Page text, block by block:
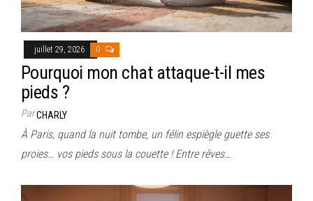
juillet 29, 2026 0
Pourquoi mon chat attaque-t-il mes
pieds ?
ParCHARLY
À Paris, quand la nuit tombe, un félin espiègle guette ses
proies… vos pieds sous la couette ! Entre rêves…